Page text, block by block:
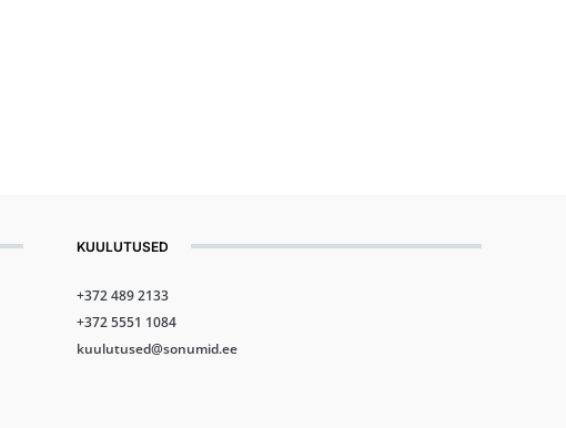
KUULUTUSED
+372 489 2133
+372 5551 1084
kuulutused@sonumid.ee